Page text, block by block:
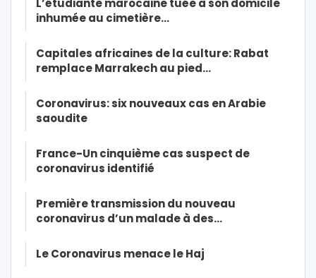
L’étudiante marocaine tuée à son domicile
inhumée au cimetière…
Capitales africaines de la culture: Rabat
remplace Marrakech au pied…
Coronavirus: six nouveaux cas en Arabie
saoudite
France-Un cinquième cas suspect de
coronavirus identifié
Première transmission du nouveau
coronavirus d’un malade à des…
Le Coronavirus menace le Haj